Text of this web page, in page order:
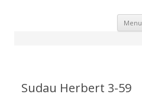
Menu
Sudau Herbert 3-59